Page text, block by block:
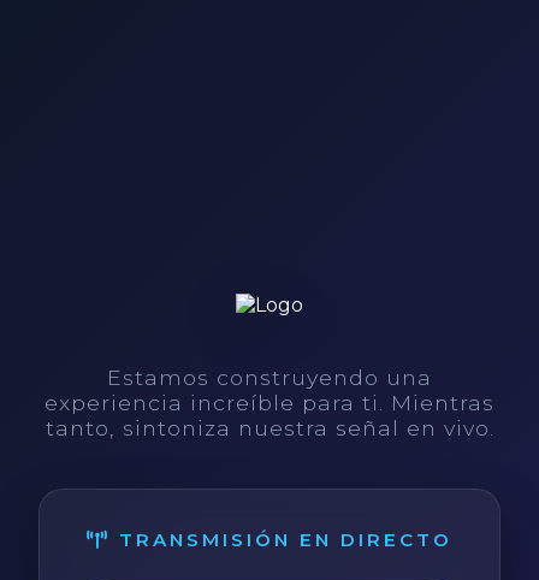
Estamos construyendo una
experiencia increíble para ti. Mientras
tanto, sintoniza nuestra señal en vivo.
TRANSMISIÓN EN DIRECTO